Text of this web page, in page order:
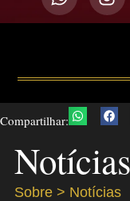
Compartilhar:
Sobre > Notícias